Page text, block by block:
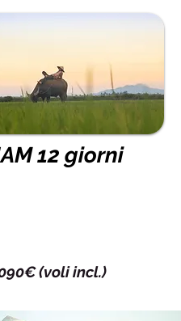
12 giorni
(voli incl.)